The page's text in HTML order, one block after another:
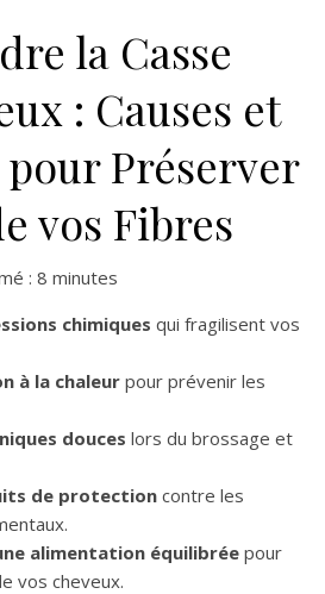
la Casse
: Causes et
Préserver
vos Fibres
: 8 minutes
chimiques qui fragilisent vos
à la chaleur pour prévenir les
douces lors du brossage et
de protection contre les
alimentation équilibrée pour
vos cheveux.